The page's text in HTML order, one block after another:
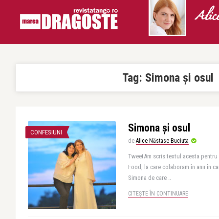
Tag: Simona și osul
CONFESIUNI Simona și osul
de Alice Năstase Buciuta
TweetAm scris textul acesta
Food, la care colaboram în anii în
Simona de care ..
CITEȘTE ÎN CONTINUARE